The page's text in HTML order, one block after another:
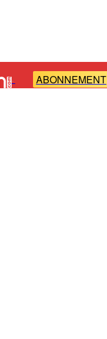
- ABONNEMENT